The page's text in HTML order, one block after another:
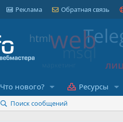
Реклама Обратная связь
Что нового? Ресурсы
Поиск сообщений